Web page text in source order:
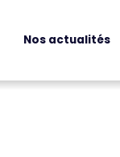
Nos actualités